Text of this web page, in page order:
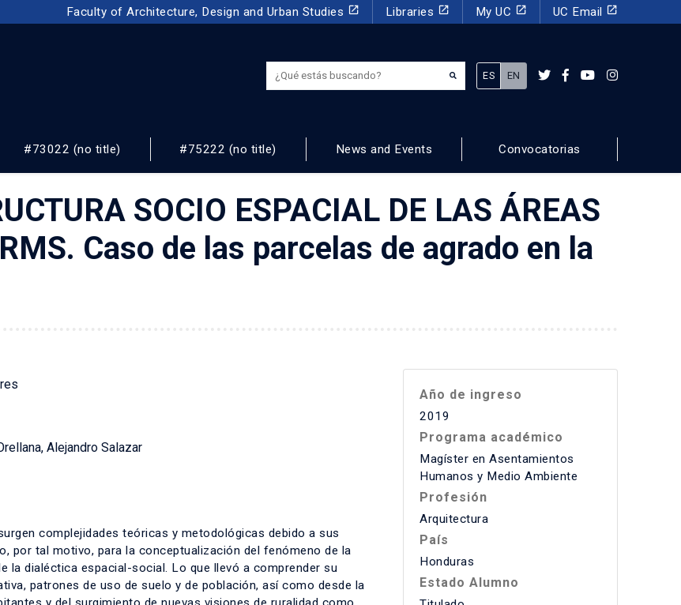
Faculty of Architecture, Design and Urban Studies launch Libraries launch My UC launch UC Email launch
¿Qué estás buscando?
ES EN
#73022 (no title) #75222 (no title) News and Events Convocatorias
SOCIO ESPACIAL DE LAS ÁREAS
Caso de las parcelas de agrado en la
Alejandro Salazar
complejidades teóricas y metodológicas debido a sus
por tal motivo, para la conceptualización del fenómeno de la
la dialéctica espacial-social. Lo que llevó a comprender su
patrones de uso de suelo y de población, así como desde la
Año de ingreso
2019
Programa académico
Magíster en Asentamientos
Humanos y Medio Ambiente
Profesión
Arquitectura
País
Honduras
Estado Alumno